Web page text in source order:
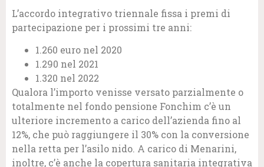
L’accordo integrativo triennale fissa i premi di
partecipazione per i prossimi tre anni:
1.260 euro nel 2020
1.290 nel 2021
1.320 nel 2022
Qualora l’importo venisse versato parzialmente o
totalmente nel fondo pensione Fonchim c’è un
ulteriore incremento a carico dell’azienda fino al
12%, che può raggiungere il 30% con la conversione
nella retta per l’asilo nido. A carico di Menarini,
inoltre, c’è anche la copertura sanitaria integrativa